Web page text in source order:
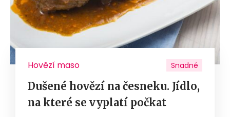
Hovězí maso Snadné
Dušené hovězí na česneku. Jídlo,
na které se vyplatí počkat